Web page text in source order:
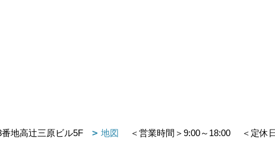
番地高辻三原ビル5F 地図 ＜営業時間＞9:00～18:00
＜定休